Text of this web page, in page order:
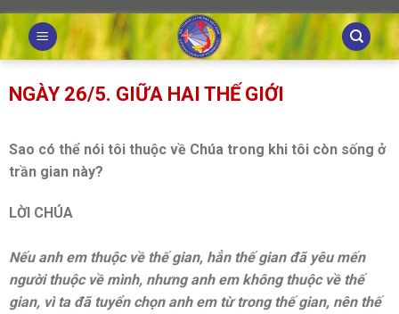
Skip
to
content
NGÀY 26/5. GIỮA HAI THẾ GIỚI
Sao có thể nói tôi thuộc về Chúa trong khi tôi còn sống ở
trần gian này?
LỜI CHÚA
Nếu anh em thuộc về thế gian, hẳn thế gian đã yêu mến
người thuộc về mình, nhưng anh em không thuộc về thế
gian, vì ta đã tuyển chọn anh em từ trong thế gian, nên thế